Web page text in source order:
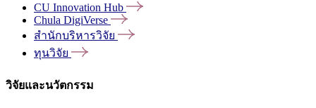
CU Innovation Hub
Chula DigiVerse
สำนักบริหารวิจัย
ทุนวิจัย
วิจัยและนวัตกรรม